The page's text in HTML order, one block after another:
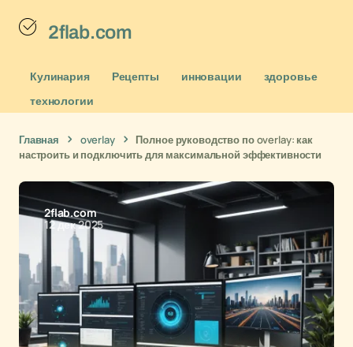
2flab.com
Кулинария Рецепты инновации
здоровье
технологии
Главная overlay
Полное руководство по overlay: как
настроить и подключить для максимальной эффективности
2flab.com
12 дек 2025